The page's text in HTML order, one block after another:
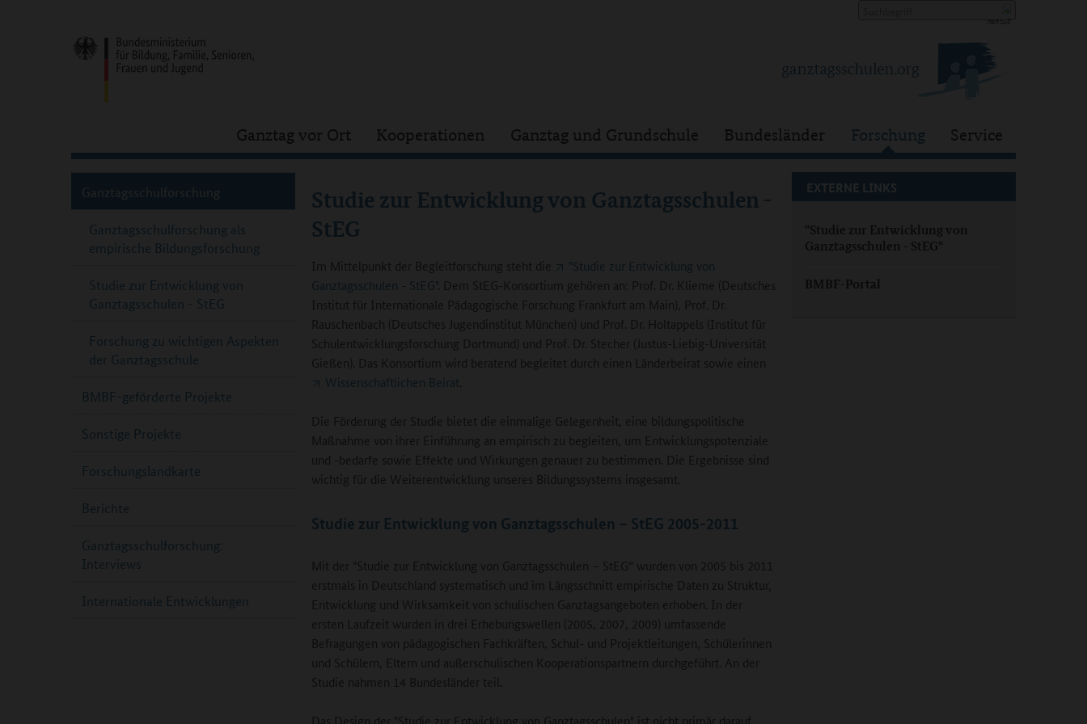
Ganztag vor Ort Kooperationen Ganztag und Grundschule Bundesländer Forschung Service
Studie zur Entwicklung von Ganztagsschulen -
StEG
Im Mittelpunkt der Begleitforschung steht die
"Studie zur Entwicklung von
Ganztagsschulen - StEG". Dem StEG-Konsortium gehören an: Prof. Dr. Klieme (Deutsches
Institut für Internationale Pädagogische Forschung Frankfurt am Main), Prof. Dr.
Rauschenbach (Deutsches Jugendinstitut München) und Prof. Dr. Holtappels (Institut für
Schulentwicklungsforschung Dortmund) und Prof. Dr. Stecher (Justus-Liebig-Universität
Gießen). Das Konsortium wird beratend begleitet durch einen Länderbeirat sowie einen
Wissenschaftlichen Beirat
Die Förderung der Studie bietet die einmalige Gelegenheit, eine bildungspolitische
Maßnahme von ihrer Einführung an empirisch zu begleiten, um Entwicklungspotenziale
und -bedarfe sowie Effekte und Wirkungen genauer zu bestimmen. Die Ergebnisse sind
wichtig für die Weiterentwicklung unseres Bildungssystems insgesamt.
Studie zur Entwicklung von Ganztagsschulen – StEG 2005-2011
Mit der "Studie zur Entwicklung von Ganztagsschulen – StEG“ wurden von 2005 bis 2011
erstmals in Deutschland systematisch und im Längsschnitt empirische Daten zu Struktur,
Entwicklung und Wirksamkeit von schulischen Ganztagsangeboten erhoben. In der
ersten Laufzeit wurden in drei Erhebungswellen (2005, 2007, 2009) umfassende
Befragungen von pädagogischen Fachkräften, Schul- und Projektleitungen, Schülerinnen
und Schülern, Eltern und außerschulischen Kooperationspartnern durchgeführt. An der
Studie nahmen 14 Bundesländer teil.
Das Design der "Studie zur Entwicklung von Ganztagsschulen" ist nicht primär darauf
EXTERNE LINKS
"Studie zur Entwicklung von
Ganztagsschulen - StEG"
BMBF-Portal
Ganztagsschulforschung
Ganztagsschulforschung als
empirische Bildungsforschung
Studie zur Entwicklung von
Ganztagsschulen - StEG
Forschung zu wichtigen Aspekten
der Ganztagsschule
BMBF-geförderte Projekte
Sonstige Projekte
Forschungslandkarte
Berichte
Ganztagsschulforschung:
Interviews
Internationale Entwicklungen